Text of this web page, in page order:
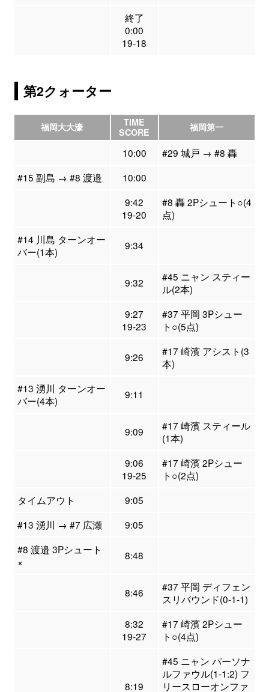
終了
0:00
19-18
第2クォーター
福岡大大濠
TIME
SCORE
福岡第一
10:00
#29 城戸 → #8 轟
#15 副島 → #8 渡邉
10:00
9:42
19-20
#8 轟 2Pシュート○(4
点)
#14 川島 ターンオー
バー(1本)
9:34
9:32
#45 ニャン スティー
ル(2本)
9:27
19-23
#37 平岡 3Pシュー
ト○(5点)
9:26
#17 崎濱 アシスト(3
本)
#13 湧川 ターンオー
バー(4本)
9:11
9:09
#17 崎濱 スティール
(1本)
9:06
19-25
#17 崎濱 2Pシュー
ト○(2点)
タイムアウト
9:05
#13 湧川 → #7 広瀬
9:05
#8 渡邉 3Pシュート
×
8:48
8:46
#37 平岡 ディフェン
スリバウンド(0-1-1)
8:32
19-27
#17 崎濱 2Pシュー
ト○(4点)
8:19
#45 ニャン パーソナ
ルファウル(1-1:2) フ
リースローオンファ